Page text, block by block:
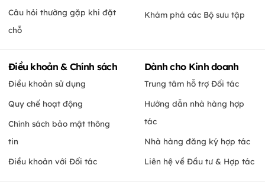
Câu hỏi thường gặp khi đặt
chỗ
Khám phá các Bộ sưu tập
Điều khoản & Chính sách
Điều khoản sử dụng
Quy chế hoạt động
Chính sách bảo mật thông
tin
Điều khoản với Đối tác
Dành cho Kinh doanh
Trung tâm hỗ trợ Đối tác
Hướng dẫn nhà hàng hợp
tác
Nhà hàng đăng ký hợp tác
Liên hệ về Đầu tư & Hợp tác